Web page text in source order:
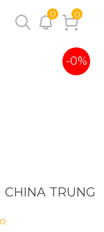
0 0
-0%
TRUNG